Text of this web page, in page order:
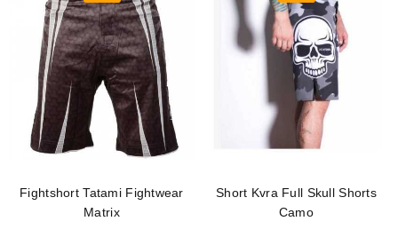
Fightshort Tatami Fightwear
Matrix
Short Kvra Full Skull Shorts
Camo